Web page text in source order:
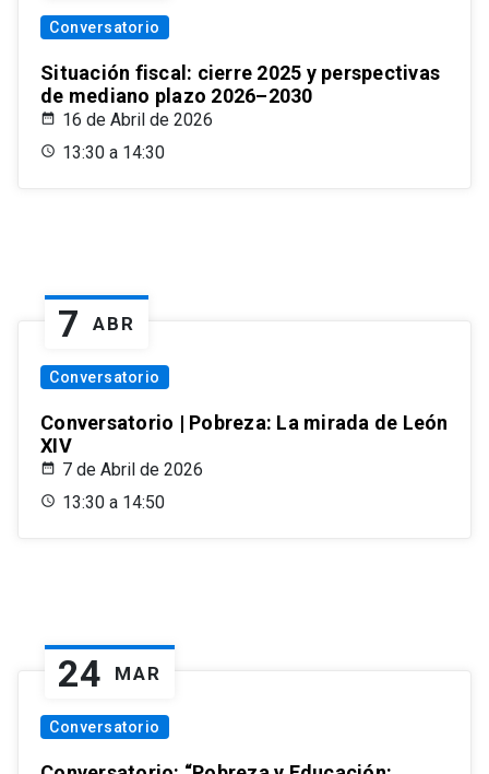
Conversatorio
Situación fiscal: cierre 2025 y perspectivas
de mediano plazo 2026–2030
16 de Abril de 2026
13:30 a 14:30
7 ABR
Conversatorio
Conversatorio | Pobreza: La mirada de León
XIV
7 de Abril de 2026
13:30 a 14:50
24 MAR
Conversatorio